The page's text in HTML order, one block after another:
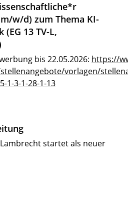
w/d) zum Thema KI-
13 TV-L,
bis 22.05.2026: https://
vorlagen/
1-3-1-28-1-13
Lambrecht startet als neuer